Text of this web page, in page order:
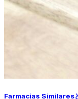
Farmacias Similares